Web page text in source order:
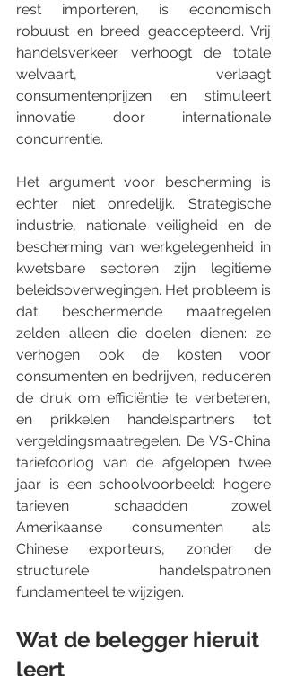
rest importeren, is economisch
robuust en breed geaccepteerd. Vrij
handelsverkeer verhoogt de totale
welvaart, verlaagt
consumentenprijzen en stimuleert
innovatie door internationale
concurrentie.
Het argument voor bescherming is
echter niet onredelijk. Strategische
industrie, nationale veiligheid en de
bescherming van werkgelegenheid in
kwetsbare sectoren zijn legitieme
beleidsoverwegingen. Het probleem is
dat beschermende maatregelen
zelden alleen die doelen dienen: ze
verhogen ook de kosten voor
consumenten en bedrijven, reduceren
de druk om efficiëntie te verbeteren,
en prikkelen handelspartners tot
vergeldingsmaatregelen. De VS-China
tariefoorlog van de afgelopen twee
jaar is een schoolvoorbeeld: hogere
tarieven schaadden zowel
Amerikaanse consumenten als
Chinese exporteurs, zonder de
structurele handelspatronen
fundamenteel te wijzigen.
Wat de belegger hieruit
leert